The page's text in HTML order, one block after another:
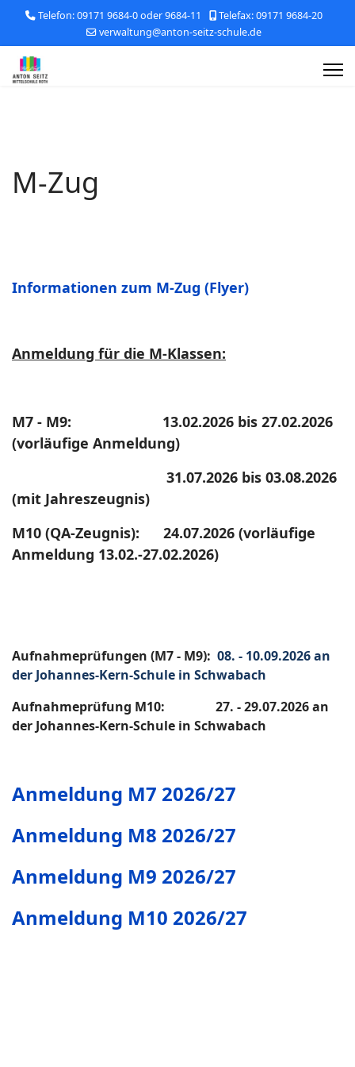
Telefon: 09171 9684-0 oder 9684-11
Telefax: 09171 9684-20
verwaltung@anton-seitz-schule.de
M-Zug
Informationen zum M-Zug (Flyer)
Anmeldung für die M-Klassen:
M7 - M9: 13.02.2026 bis 27.02.2026
(vorläufige Anmeldung)
31.07.2026 bis 03.08.2026
(mit Jahreszeugnis)
M10 (QA-Zeugnis): 24.07.2026 (vorläufige
Anmeldung 13.02.-27.02.2026)
Aufnahmeprüfungen (M7 - M9): 08. - 10.09.2026 an
der Johannes-Kern-Schule in Schwabach
Aufnahmeprüfung M10: 27. - 29.07.2026 an
der Johannes-Kern-Schule in Schwabach
Anmeldung M7 2026/27
Anmeldung M8 2026/27
Anmeldung M9 2026/27
Anmeldung M10 2026/27